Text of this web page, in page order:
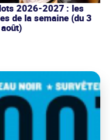
2026-2027 : les
de la semaine (du 3